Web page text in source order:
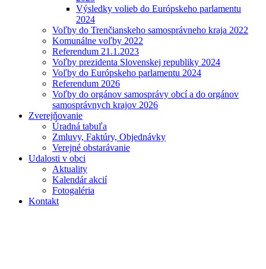
Výsledky volieb do Európskeho parlamentu
2024
Voľby do Trenčianskeho samosprávneho kraja 2022
Komunálne voľby 2022
Referendum 21.1.2023
Voľby prezidenta Slovenskej republiky 2024
Voľby do Európskeho parlamentu 2024
Referendum 2026
Voľby do orgánov samosprávy obcí a do orgánov
samosprávnych krajov 2026
Zverejňovanie
Úradná tabuľa
Zmluvy, Faktúry, Objednávky
Verejné obstarávanie
Udalosti v obci
Aktuality
Kalendár akcií
Fotogaléria
Kontakt